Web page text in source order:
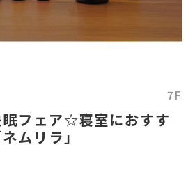
7F
眠フェア☆寝室におすす
ムリラ」